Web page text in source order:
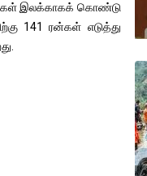
இலக்காகக் கொண்டு
141 ரன்கள் எடுத்து